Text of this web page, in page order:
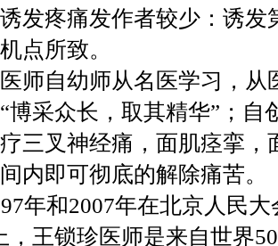
发疼痛发作者较少：诱发
点所致。
自幼师从名医学习，从
博采众长，取其精华”；自
叉神经痛，面肌痉挛，
内即可彻底的解除痛苦。
和2007年在北京人民大
，王锁珍医师是来自世界